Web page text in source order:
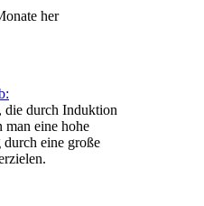
her
die durch Induktion
man eine hohe
durch eine große